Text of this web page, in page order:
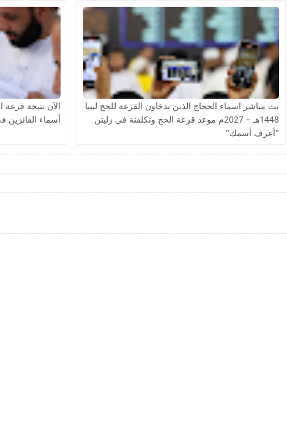
بث مباشر اسماء الحجاج الذين يدخاون القرعة للحج ليبيا
1448هـ – 2027م موعد قرعة الحج وتكلفتة في زليتن
"أعرف أسمك"
أسماء الفائزين